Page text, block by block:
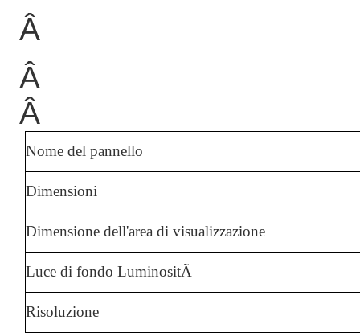
Â
Â
Â
Nome del pannello
Dimensioni
Dimensione dell'area di visualizzazione
Luce di fondo LuminositÃ
Risoluzione